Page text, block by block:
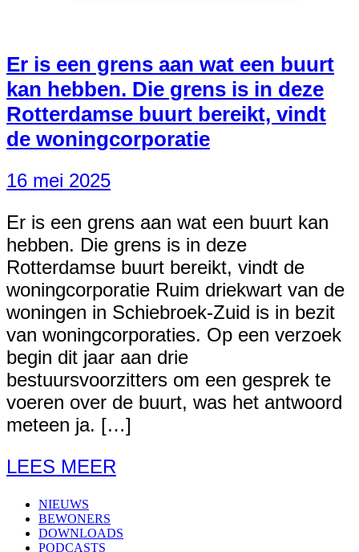
Er is een grens aan wat een buurt
kan hebben. Die grens is in deze
Rotterdamse buurt bereikt, vindt
de woningcorporatie
16 mei 2025
Er is een grens aan wat een buurt kan
hebben. Die grens is in deze
Rotterdamse buurt bereikt, vindt de
woningcorporatie Ruim driekwart van de
woningen in Schiebroek-Zuid is in bezit
van woningcorporaties. Op een verzoek
begin dit jaar aan drie
bestuursvoorzitters om een gesprek te
voeren over de buurt, was het antwoord
meteen ja. […]
LEES MEER
NIEUWS
BEWONERS
DOWNLOADS
PODCASTS